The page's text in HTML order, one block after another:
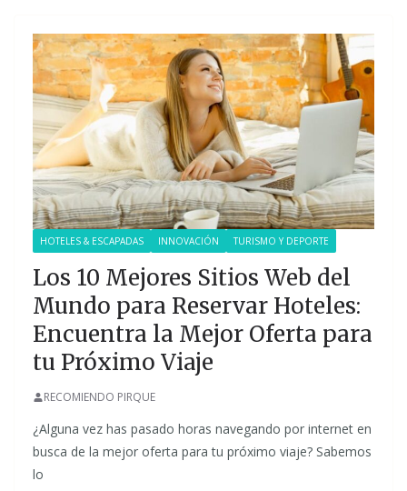
HOTELES & ESCAPADAS INNOVACIÓN TURISMO Y DEPORTE
Los 10 Mejores Sitios Web del
Mundo para Reservar Hoteles:
Encuentra la Mejor Oferta para
tu Próximo Viaje
RECOMIENDO PIRQUE
¿Alguna vez has pasado horas navegando por internet en
busca de la mejor oferta para tu próximo viaje? Sabemos
lo